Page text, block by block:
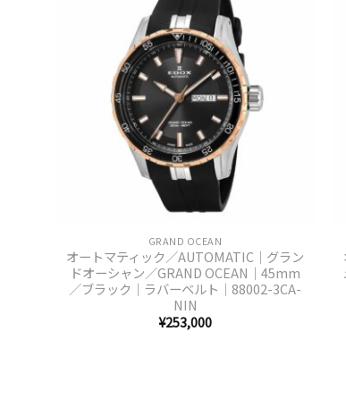
GRAND OCEAN
オートマティック／AUTOMATIC｜グラン
ドオーシャン／GRAND OCEAN｜45mm
／ブラック｜ラバーベルト｜88002-3CA-
NIN
¥253,000